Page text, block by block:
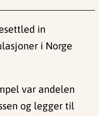
in
i Norge
var andelen
og legger til